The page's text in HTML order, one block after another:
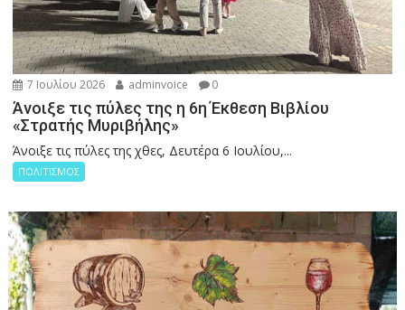
7 Ιουλίου 2026 adminvoice 0
Άνοιξε τις πύλες της η 6η Έκθεση Βιβλίου
«Στρατής Μυριβήλης»
Άνοιξε τις πύλες της χθες, Δευτέρα 6 Ιουλίου,...
ΠΟΛΙΤΙΣΜΟΣ